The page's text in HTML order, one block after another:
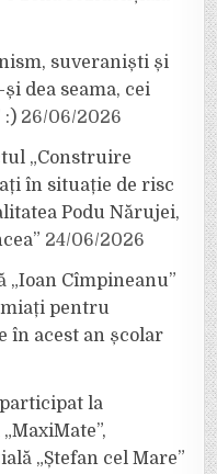
suveraniști și
dea seama, cei
:) 26/06/2026
„Construire
în situație de risc
Podu Nărujei,
24/06/2026
„Ioan Cîmpineanu”
pentru
în acest an școlar
la
„Ștefan cel Mare”